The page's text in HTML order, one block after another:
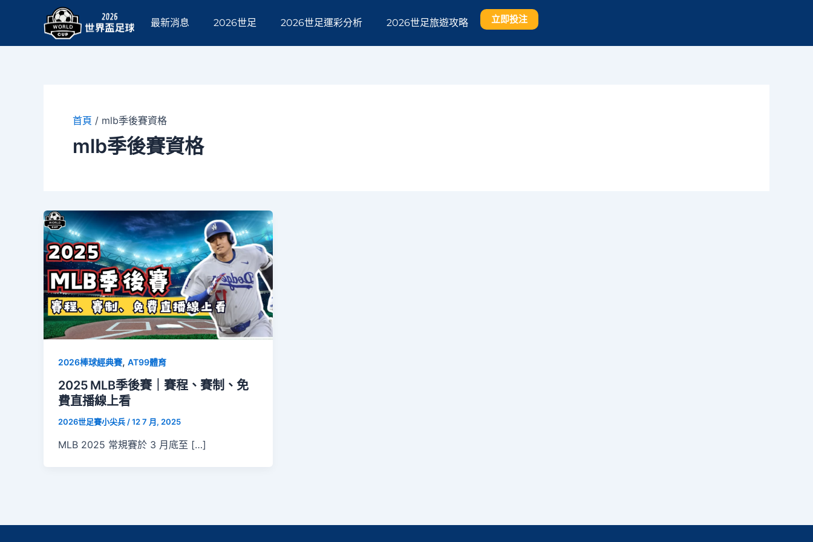
最新消息 2026世足 2026世足運彩分析 2026世足旅遊攻略 立即投注
首頁 / mlb季後賽資格
mlb季後賽資格
2026棒球經典賽, AT99體育
2025 MLB季後賽｜賽程、賽制、免
費直播線上看
2026世足賽小尖兵 /12 7 月, 2025
MLB 2025 常規賽於 3 月底至 […]